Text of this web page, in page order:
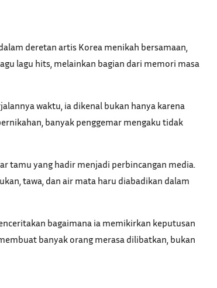
deretan artis Korea menikah bersamaan,
lagu hits, melainkan bagian dari memori masa
waktu, ia dikenal bukan hanya karena
banyak penggemar mengaku tidak
tamu yang hadir menjadi perbincangan media.
tawa, dan air mata haru diabadikan dalam
bagaimana ia memikirkan keputusan
banyak orang merasa dilibatkan, bukan